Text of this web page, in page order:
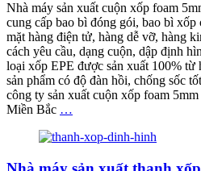
Nhà máy sản xuất cuộn xốp foam
cung cấp bao bì đóng gói, bao bì xốp
mặt hàng điện tử, hàng dễ vỡ, hàng
cách yêu cầu, dạng cuộn, dập định
loại xốp EPE được sản xuất 100% từ
sản phẩm có độ đàn hồi, chống sốc
công ty sản xuất cuộn xốp foam
Miền Bắc …